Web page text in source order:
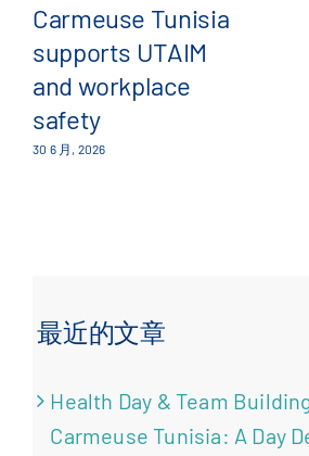
Carmeuse Tunisia
supports UTAIM
and workplace
safety
30 6 月, 2026
最近的文章
Health Day & Team
Carmeuse Tunisia: A Day